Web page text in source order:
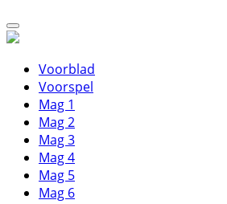
Voorblad
Voorspel
Mag 1
Mag 2
Mag 3
Mag 4
Mag 5
Mag 6